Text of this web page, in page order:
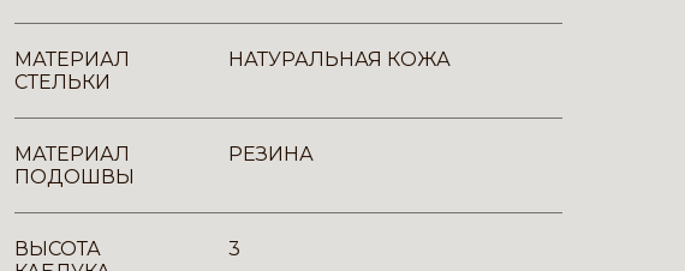
МАТЕРИАЛ
СТЕЛЬКИ
НАТУРАЛЬНАЯ КОЖА
МАТЕРИАЛ
ПОДОШВЫ
РЕЗИНА
ВЫСОТА
3